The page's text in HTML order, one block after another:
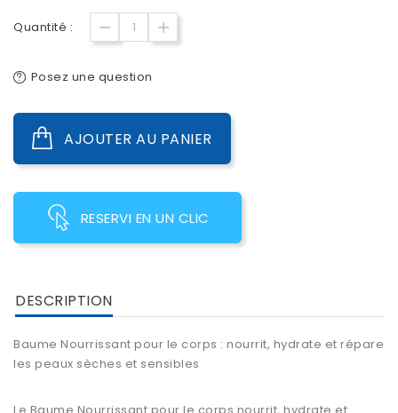
Quantité :
Posez une question
AJOUTER AU PANIER
RESERVI EN UN CLIC
DESCRIPTION
Baume Nourrissant pour le corps : nourrit, hydrate et répare
les peaux sèches et sensibles